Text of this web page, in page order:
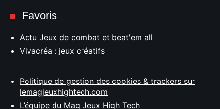
Favoris
Actu Jeux de combat et beat'em all
Vivacréa : jeux créatifs
Politique de gestion des cookies & trackers sur
lemagjeuxhightech.com
L’équipe du Mag Jeux High Tech